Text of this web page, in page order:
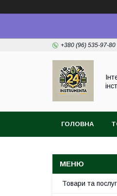
+380 (96) 535-97-80
ГОЛОВНА
Товари та